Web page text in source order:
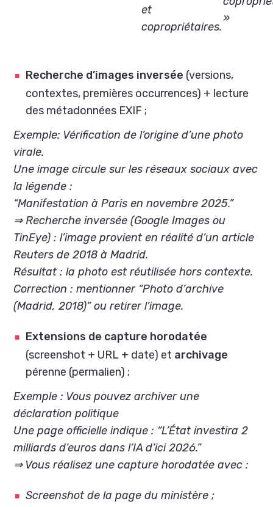
et
copropriétaires.
»
Recherche d’images inversée (versions,
contextes, premières occurrences) + lecture
des métadonnées EXIF ;
Exemple: Vérification de l’origine d’une photo
virale.
Une image circule sur les réseaux sociaux avec
la légende :
“Manifestation à Paris en novembre 2025.”
⇒ Recherche inversée (Google Images ou
TinEye) : l’image provient en réalité d’un article
Reuters de 2018 à Madrid.
Résultat : la photo est réutilisée hors contexte.
Correction : mentionner “Photo d’archive
(Madrid, 2018)” ou retirer l’image.
Extensions de capture horodatée
(screenshot + URL + date) et archivage
pérenne (permalien) ;
Exemple : Vous pouvez archiver une
déclaration politique
Une page officielle indique : “L’État investira 2
milliards d’euros dans l’IA d’ici 2026.”
⇒ Vous réalisez une capture horodatée avec :
Screenshot de la page du ministère ;